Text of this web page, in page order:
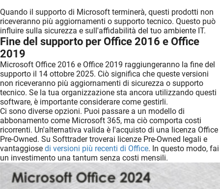
Quando il supporto di Microsoft terminerà, questi prodotti non
riceveranno più aggiornamenti o supporto tecnico. Questo può
influire sulla sicurezza e sull'affidabilità del tuo ambiente IT.
Fine del supporto per Office 2016 e Office
2019
Microsoft Office 2016 e Office 2019 raggiungeranno la fine del
supporto il 14 ottobre 2025. Ciò significa che queste versioni
non riceveranno più aggiornamenti di sicurezza o supporto
tecnico. Se la tua organizzazione sta ancora utilizzando questi
software, è importante considerare come gestirli.
Ci sono diverse opzioni. Puoi passare a un modello di
abbonamento come Microsoft 365, ma ciò comporta costi
ricorrenti. Un'alternativa valida è l'acquisto di una licenza Office
Pre-Owned. Su Softtrader troverai licenze Pre-Owned legali e
vantaggiose di versioni più recenti di Office. In questo modo, fai
un investimento una tantum senza costi mensili.